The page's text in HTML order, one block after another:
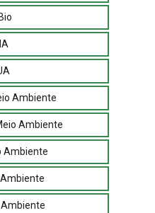
Ambiente
Ambiente
Ambiente
Ambiente